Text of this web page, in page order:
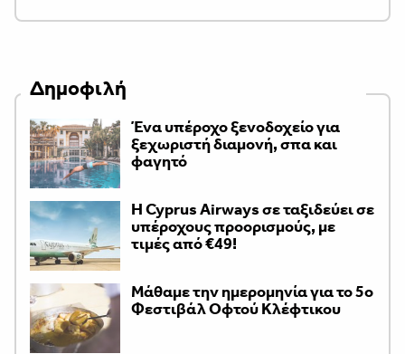
Δημοφιλή
Ένα υπέροχο ξενοδοχείο για
ξεχωριστή διαμονή, σπα και
φαγητό
H Cyprus Airways σε ταξιδεύει σε
υπέροχους προορισμούς, με
τιμές από €49!
Μάθαμε την ημερομηνία για το 5ο
Φεστιβάλ Οφτού Κλέφτικου